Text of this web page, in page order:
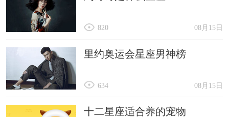
08月15日
820
里约奥运会星座男神榜
08月15日
634
十二星座适合养的宠物